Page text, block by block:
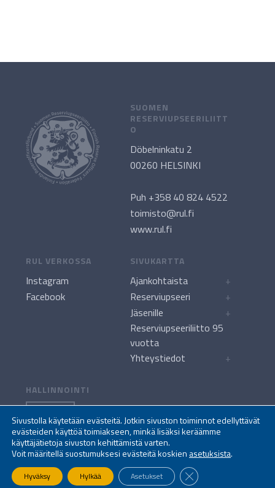
SUOMEN
RESERVIUPSEERILIITT
O
Döbelninkatu 2
00260 HELSINKI
Puh +358 40 824 4522
toimisto@rul.fi
www.rul.fi
RUL VERKOSSA
Instagram
Facebook
SIVUKARTTA
Ajankohtaista
+
Reserviupseeri
+
Jäsenille
+
Reserviupseeriliitto 95
vuotta
Yhteystiedot
+
HALLINNOINTI
© Reserviupseeriliitto, Finlands Reservofficersförbund, The Finnish
Sivustolla käytetään evästeitä. Jotkin sivuston toiminnot edellyttävät
evästeiden käyttöä toimiakseen, minkä lisäksi keräämme
käyttäjätietoja sivuston kehittämistä varten.
Voit määritellä suostumuksesi evästeitä koskien asetuksista.
Hyväksy Hylkää Asetukset Sulje evästebanneri